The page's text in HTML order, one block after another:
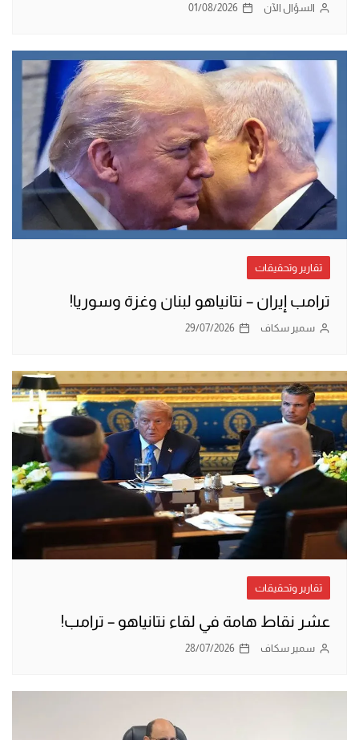
السؤال الآن 01/08/2026
تقارير وتحقيقات
ترامب إيران – نتانياهو لبنان وغزة وسوريا!
سمير سكاف 29/07/2026
تقارير وتحقيقات
عشر نقاط هامة في لقاء نتانياهو – ترامب!
سمير سكاف 28/07/2026